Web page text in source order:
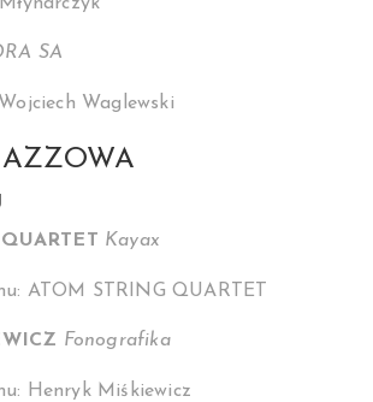
SA
Waglewski
Kayax
ATOM STRING QUARTET
Fonografika
Henryk Miśkiewicz